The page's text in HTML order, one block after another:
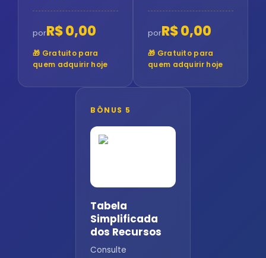
porR$ 0,00
🎁 Gratuito para
quem adquirir hoje
porR$ 0,00
🎁 Gratuito para
quem adquirir hoje
BÔNUS 5
Tabela
Simplificada
dos Recursos
Consulte